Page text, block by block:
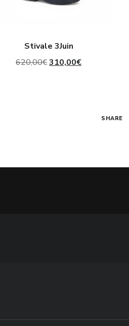
Stivale 3Juin
620,00€Il
310,00€Il
310,00€.
SHARE